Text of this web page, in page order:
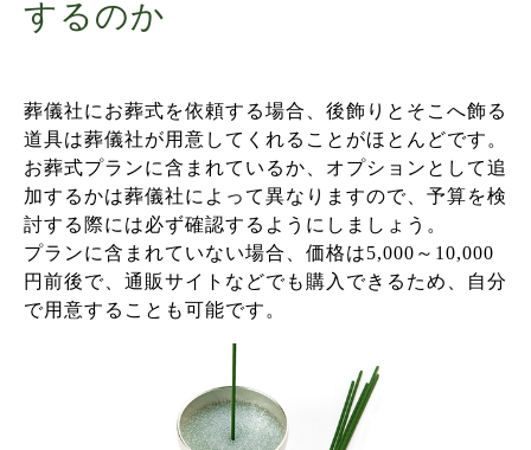
するのか
葬儀社にお葬式を依頼する場合、後飾りとそこへ飾る
道具は葬儀社が用意してくれることがほとんどです。
お葬式プランに含まれているか、オプションとして追
加するかは葬儀社によって異なりますので、予算を検
討する際には必ず確認するようにしましょう。
プランに含まれていない場合、価格は5,000～10,000
円前後で、通販サイトなどでも購入できるため、自分
で用意することも可能です。